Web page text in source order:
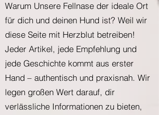
Warum Unsere Fellnase der ideale Ort
für dich und deinen Hund ist? Weil wir
diese Seite mit Herzblut betreiben!
Jeder Artikel, jede Empfehlung und
jede Geschichte kommt aus erster
Hand – authentisch und praxisnah. Wir
legen großen Wert darauf, dir
verlässliche Informationen zu bieten,